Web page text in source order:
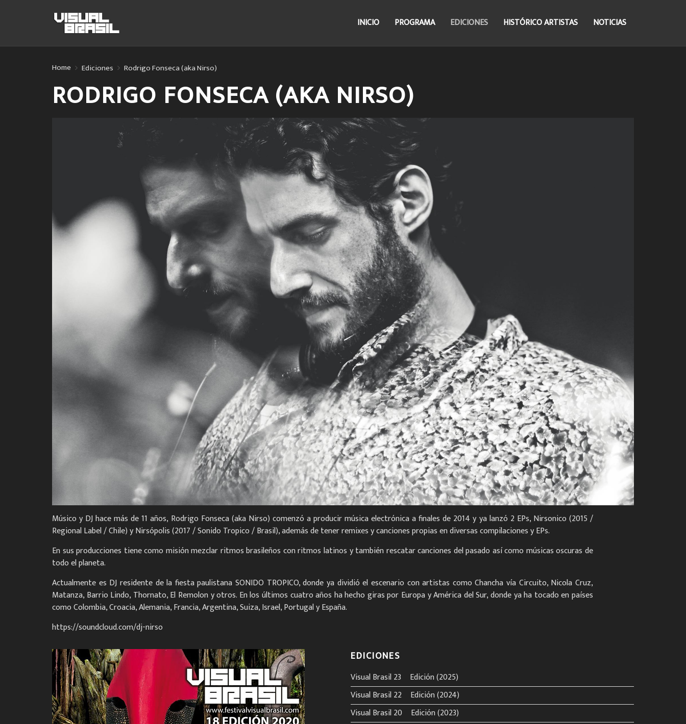
INICIO PROGRAMA EDICIONES HISTÓRICO ARTISTAS NOTICIAS
Home Ediciones Rodrigo Fonseca (aka Nirso)
RODRIGO FONSECA (AKA NIRSO)
Músico y DJ hace más de 11 años, Rodrigo Fonseca (aka Nirso) comenzó a producir música electrónica a finales de 2014 y ya lanzó 2 EPs, Nirsonico (2015 /
Regional Label / Chile) y Nirsópolis (2017 / Sonido Tropico / Brasil), además de tener remixes y canciones propias en diversas compilaciones y EPs.
En sus producciones tiene como misión mezclar ritmos brasileños con ritmos latinos y también rescatar canciones del pasado así como músicas oscuras de
todo el planeta.
Actualmente es DJ residente de la fiesta paulistana SONIDO TROPICO, donde ya dividió el escenario con artistas como Chancha vía Circuito, Nicola Cruz,
Matanza, Barrio Lindo, Thornato, El Remolon y otros. En los últimos cuatro años ha hecho giras por Europa y América del Sur, donde ya ha tocado en países
como Colombia, Croacia, Alemania, Francia, Argentina, Suiza, Israel, Portugal y España.
https://soundcloud.com/dj-nirso
EDICIONES
Visual Brasil 23º Edición (2025)
Visual Brasil 22º Edición (2024)
Visual Brasil 20º Edición (2023)